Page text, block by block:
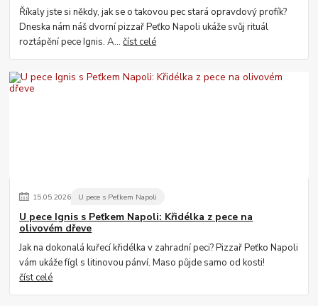
Říkaly jste si někdy, jak se o takovou pec stará opravdový profík?
Dneska nám náš dvorní pizzař Peťko Napoli ukáže svůj rituál
roztápění pece Ignis. A...číst celé
15.05.2026 U pece s Peťkem Napoli
U pece Ignis s Peťkem Napoli: Křidélka z pece na
olivovém dřeve
Jak na dokonalá kuřecí křidélka v zahradní peci? Pizzař Peťko Napoli
vám ukáže fígl s litinovou pánví. Maso půjde samo od kosti!
číst celé